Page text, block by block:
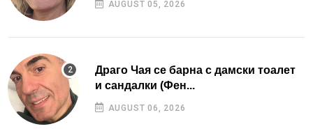
AUGUST 05, 2026
Драго Чая се барна с дамски тоалет
и сандалки (Фен...
AUGUST 06, 2026